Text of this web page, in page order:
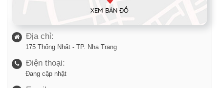
XEM BẢN ĐỒ
Địa chỉ:
175 Thống Nhất - TP. Nha Trang
Điện thoại:
Đang cập nhật